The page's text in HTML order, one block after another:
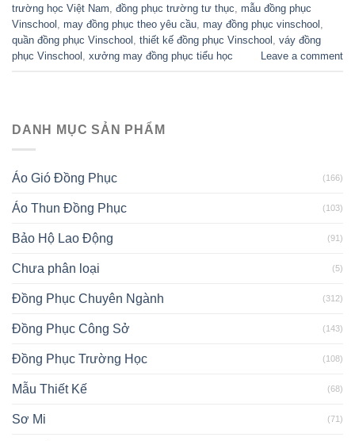
trường học Việt Nam, đồng phục trường tư thục, mẫu đồng phục
Vinschool , may đồng phục theo yêu cầu, may đồng phục vinschool ,
quần đồng phục Vinschool , thiết kế đồng phục Vinschool , váy đồng
phục Vinschool , xưởng may đồng phục tiểu học Leave a comment
DANH MỤC SẢN PHẨM
Áo Gió Đồng Phục (166)
Áo Thun Đồng Phục (103)
Bảo Hộ Lao Động (91)
Chưa phân loại (5)
Đồng Phục Chuyên Ngành (312)
Đồng Phục Công Sở (143)
Đồng Phục Trường Học (108)
Mẫu Thiết Kế (68)
Sơ Mi (71)